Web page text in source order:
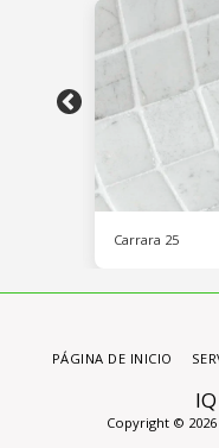
Carrara 25
Copyright ©
PÁGINA DE INICIO